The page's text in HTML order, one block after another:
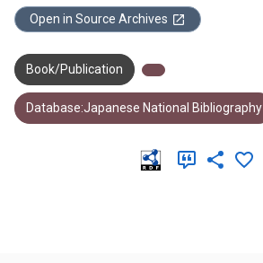
Open in Source Archives
Book/Publication
Database:Japanese National Bibliography